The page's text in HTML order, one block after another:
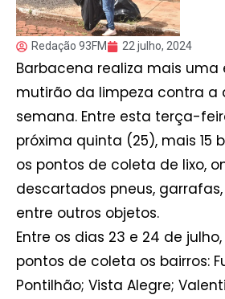
Redação 93FM 22 julho, 2024
Barbacena realiza mais
mutirão da limpeza contra a
semana. Entre esta terça-
próxima quinta (25), mais 15
os pontos de coleta de lixo,
descartados pneus,
entre outros objetos.
Entre os dias 23 e 24 de
pontos de coleta os bairros:
Pontilhão; Vista Alegre;